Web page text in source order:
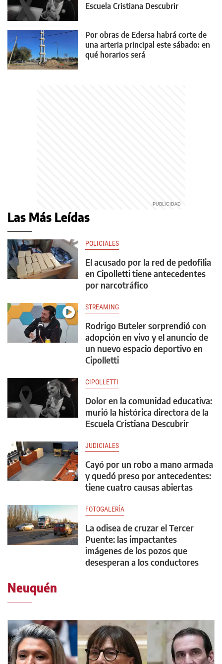
Escuela Cristiana Descubrir
Por obras de Edersa habrá corte de
una arteria principal este sábado: en
qué horarios será
Las Más Leídas
POLICIALES
El acusado por la red de pedofilia
en Cipolletti tiene antecedentes
por narcotráfico
STREAMING
Rodrigo Buteler sorprendió con
adopción en vivo y el anuncio de
un nuevo espacio deportivo en
Cipolletti
CIPOLLETTI
Dolor en la comunidad educativa:
murió la histórica directora de la
Escuela Cristiana Descubrir
JUDICIALES
Cayó por un robo a mano armada
y quedó preso por antecedentes:
tiene cuatro causas abiertas
FOTOGALERÍA
La odisea de cruzar el Tercer
Puente: las impactantes
imágenes de los pozos que
desesperan a los conductores
Neuquén